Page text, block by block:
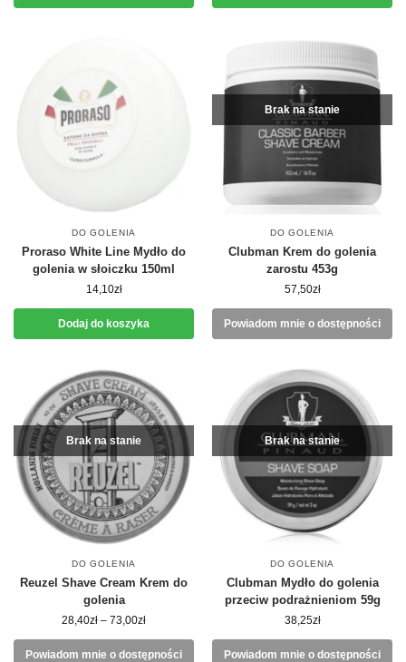
DO GOLENIA
Proraso White Line Mydło do
golenia w słoiczku 150ml
14,10zł
Dodaj do koszyka
Brak na stanie
DO GOLENIA
Clubman Krem do golenia
zarostu 453g
57,50zł
Powiadom mnie o dostępności
Brak na stanie
DO GOLENIA
Reuzel Shave Cream Krem do
golenia
28,40zł – 73,00zł
Powiadom mnie o dostępności
Brak na stanie
DO GOLENIA
Clubman Mydło do golenia
przeciw podrażnieniom 59g
38,25zł
Powiadom mnie o dostępności